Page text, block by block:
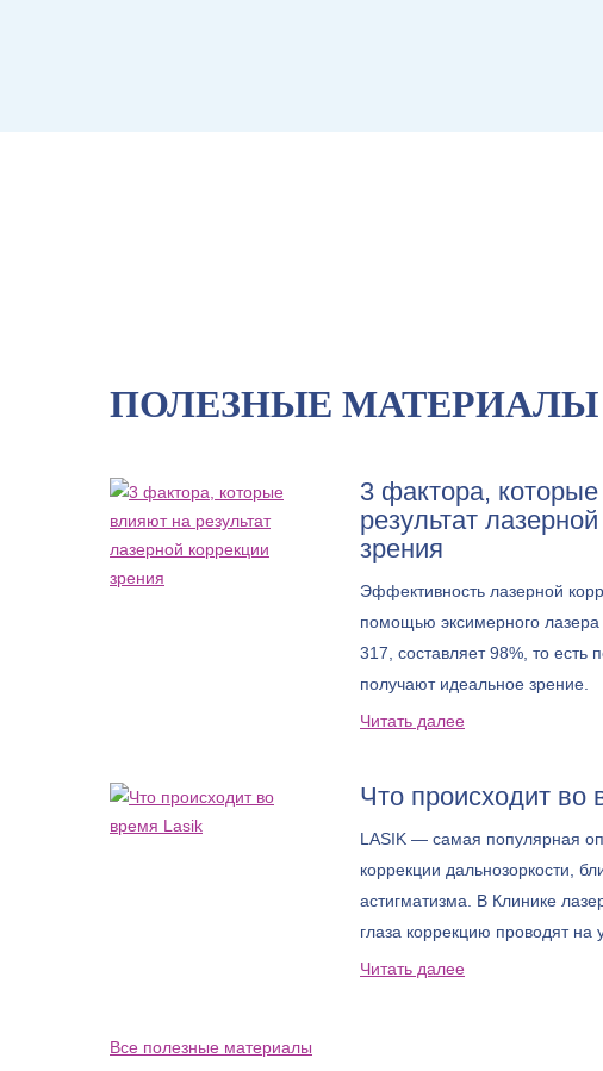
ПОЛЕЗНЫЕ МАТЕРИАЛЫ
3 фактора,
результат
зрения
Эффективность лазерной
помощью эксимерного
317, составляет 98%, то есть
получают идеальное зрение.
Читать далее
Что происходит во
LASIK — самая популярная
коррекции дальнозоркости,
астигматизма. В Клинике
глаза коррекцию проводят на
TECHNOLAS TENEO 317,
Читать далее
Все полезные материалы